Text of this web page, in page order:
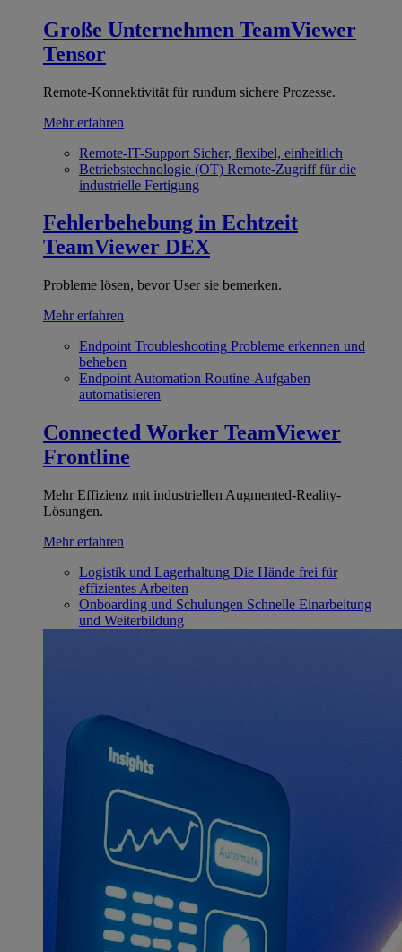
Große Unternehmen TeamViewer
Tensor
Remote-Konnektivität für rundum sichere Prozesse.
Mehr erfahren
Remote-IT-Support Sicher, flexibel, einheitlich
Betriebstechnologie (OT) Remote-Zugriff für die
industrielle Fertigung
Fehlerbehebung in Echtzeit
TeamViewer DEX
Probleme lösen, bevor User sie bemerken.
Mehr erfahren
Endpoint Troubleshooting Probleme erkennen und
beheben
Endpoint Automation Routine-Aufgaben
automatisieren
Connected Worker TeamViewer
Frontline
Mehr Effizienz mit industriellen Augmented-Reality-
Lösungen.
Mehr erfahren
Logistik und Lagerhaltung Die Hände frei für
effizientes Arbeiten
Onboarding und Schulungen Schnelle Einarbeitung
und Weiterbildung